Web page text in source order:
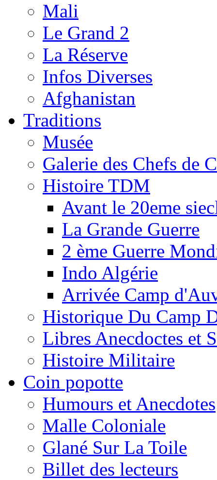
Mali
Le Grand 2
La Réserve
Infos Diverses
Afghanistan
Traditions
Musée
Galerie des Chefs de
Histoire TDM
Avant le 20eme
La Grande Guerre
2 ème Guerre
Indo Algérie
Arrivée Camp
Historique Du Camp
Libres Anecdoctes et
Histoire Militaire
Coin popotte
Humours et Anecdotes
Malle Coloniale
Glané Sur La Toile
Billet des lecteurs